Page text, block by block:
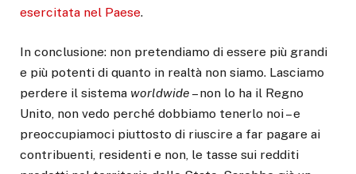
esercitata nel Paese.
In conclusione: non pretendiamo di essere più grandi
e più potenti di quanto in realtà non siamo. Lasciamo
perdere il sistema worldwide – non lo ha il Regno
Unito, non vedo perché dobbiamo tenerlo noi – e
preoccupiamoci piuttosto di riuscire a far pagare ai
contribuenti, residenti e non, le tasse sui redditi